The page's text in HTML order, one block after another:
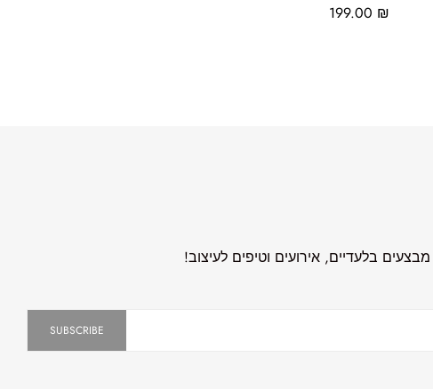
199.00 ₪
בלעדיים, אירועים וטיפים לעיצוב!